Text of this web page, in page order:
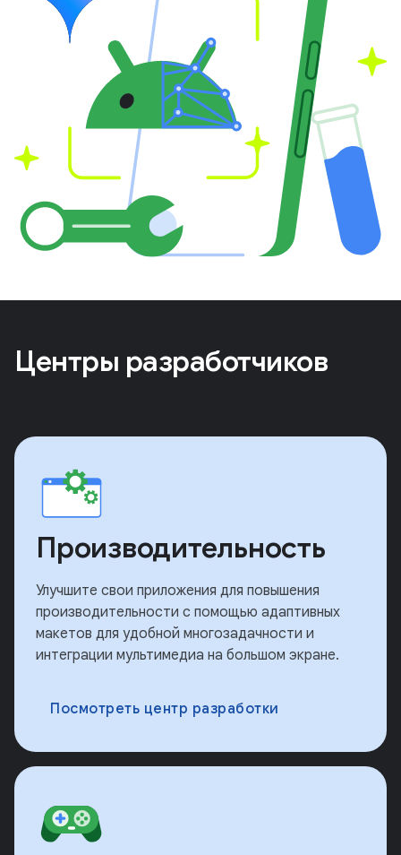
Центры разработчиков
Производительность
Улучшите свои приложения для повышения
производительности с помощью адаптивных
макетов для удобной многозадачности и
интеграции мультимедиа на большом экране.
Посмотреть центр разработки